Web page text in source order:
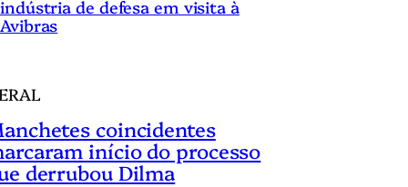
indústria de defesa em visita à
Avibras
coincidentes
início do processo
derrubou Dilma